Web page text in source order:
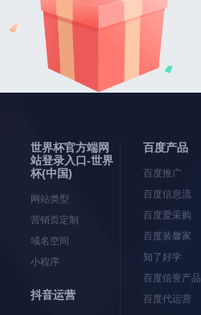
世界杯官方端网
站登录入口-世界
杯(中国)
网站类型
营销页定制
域名空间
小程序
抖音运营
百度产品
百度推广
百度信息流
百度爱采购
百度装馨家
知了好学
百度信誉产品
百度代运营